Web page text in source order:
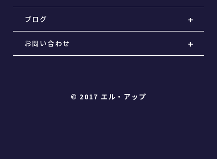
ブログ
お問い合わせ
© 2017 エル・アップ